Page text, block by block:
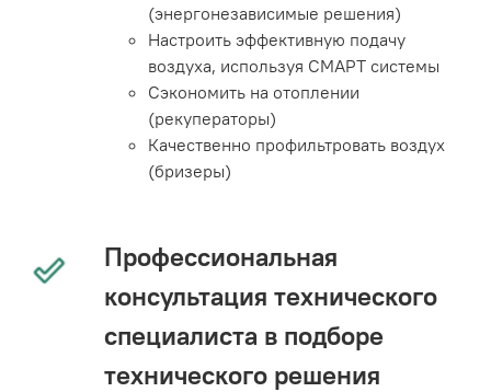
(энергонезависимые решения)
Настроить эффективную подачу
воздуха, используя СМАРТ системы
Сэкономить на отоплении
(рекуператоры)
Качественно профильтровать воздух
(бризеры)
Профессиональная
консультация технического
специалиста в подборе
технического решения